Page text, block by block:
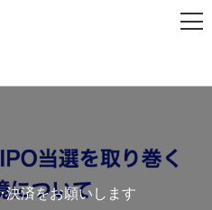
決済をお願いします